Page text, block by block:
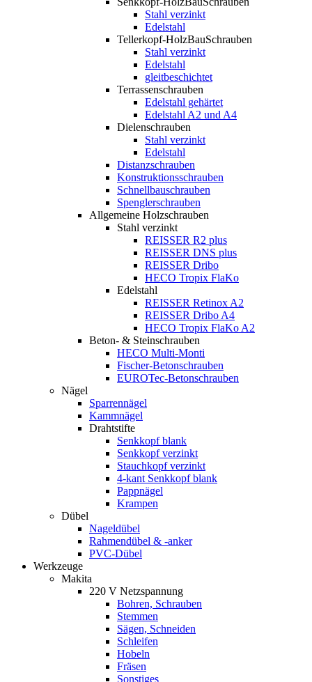
Stahl verzinkt
Edelstahl
Tellerkopf-HolzBauSchrauben
Stahl verzinkt
Edelstahl
gleitbeschichtet
Terrassenschrauben
Edelstahl gehärtet
Edelstahl A2 und A4
Dielenschrauben
Stahl verzinkt
Edelstahl
Distanzschrauben
Konstruktionsschrauben
Schnellbauschrauben
Spenglerschrauben
Allgemeine Holzschrauben
Stahl verzinkt
REISSER R2 plus
REISSER DNS plus
REISSER Dribo
HECO Tropix FlaKo
Edelstahl
REISSER Retinox A2
REISSER Dribo A4
HECO Tropix FlaKo A2
Beton- & Steinschrauben
HECO Multi-Monti
Fischer-Betonschrauben
EUROTec-Betonschrauben
Nägel
Sparrennägel
Kammnägel
Drahtstifte
Senkkopf blank
Senkkopf verzinkt
Stauchkopf verzinkt
4-kant Senkkopf blank
Pappnägel
Krampen
Dübel
Nageldübel
Rahmendübel & -anker
PVC-Dübel
Werkzeuge
Makita
220 V Netzspannung
Bohren, Schrauben
Stemmen
Sägen, Schneiden
Schleifen
Hobeln
Fräsen
Sonstiges